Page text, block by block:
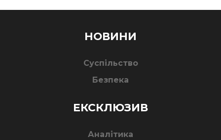
НОВИНИ
Суспільство
Безпека
ЕКСКЛЮЗИВ
Аналітика